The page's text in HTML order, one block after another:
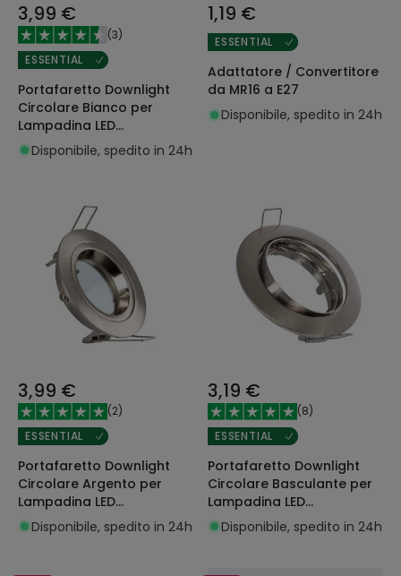
3,99 €
(3)
ESSENTIAL
Portafaretto Downlight
Circolare Bianco per
Lampadina LED
GU10/GU5.3 Foro Ø 65 mm
Disponibile, spedito in 24h
1,19 €
ESSENTIAL
Adattatore / Convertitore
da MR16 a E27
Disponibile, spedito in 24h
3,99 €
(2)
ESSENTIAL
Portafaretto Downlight
Circolare Argento per
Lampadina LED
GU10/GU5.3 Foro Ø 65 mm
Disponibile, spedito in 24h
3,19 €
(8)
ESSENTIAL
Portafaretto Downlight
Circolare Basculante per
Lampadina LED
GU10/GU5.3 Foro Ø 72 mm
Disponibile, spedito in 24h